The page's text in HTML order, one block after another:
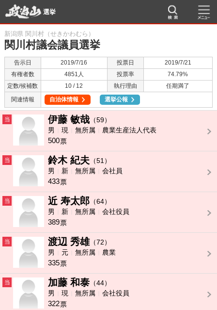
選挙
新潟県 関川村（せきかわむら）
関川村議会議員選挙
告示日 2019/7/16 投票日
2019/7/21
有権者数
4851人 投票率
74.79%
定数/候補数
10 / 12 執行理由
任期満了
関連情報
自治体情報 選挙公報
当 伊藤 敏哉 （59）
男
現 無所属 農業生産法人代表
500票
当 鈴木 紀夫 （51）
男
新 無所属 会社員
433票
当 近 寿太郎 （64）
男
新 無所属 会社役員
389票
当 渡辺 秀雄（72）
男
元 無所属 農業
335票
当 加藤 和泰 （44）
男
現 無所属 会社役員
322票